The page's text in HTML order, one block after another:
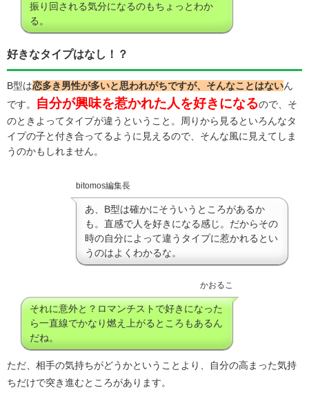
振り回される気分になるのもちょっとわか
る。
好きなタイプはなし！？
B型は恋多き男性が多いと思われがちですが、そんなことはないん
です。
自分が興味を惹かれた人を好きになるので、そ
のときよってタイプが違うということ。周りから見るといろんなタ
イプの子と付き合ってるように見えるので、そんな風に見えてしま
うのかもしれません。
bitomos編集長
あ、B型は確かにそういうところがあるか
も。直感で人を好きになる感じ。だからその
時の自分によって違うタイプに惹かれるとい
うのはよくわかるな。
かおるこ
それに意外と？ロマンチストで好きになった
ら一直線でかなり燃え上がるところもあるん
だね。
ただ、相手の気持ちがどうかということより、自分の高まった気持
ちだけで突き進むところがあります。